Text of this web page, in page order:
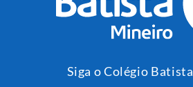
Siga o Colégio Batista